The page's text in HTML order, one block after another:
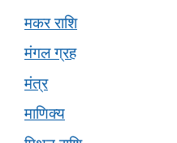
मकर राशि
मंगल ग्रह
मंत्र
माणिक्य